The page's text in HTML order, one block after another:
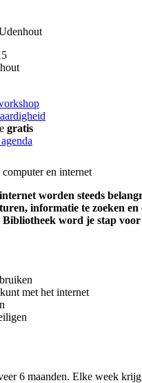
gratis
en internet
worden steeds
informatie te zoeken
word je stap
met het internet
6 maanden. Elke week